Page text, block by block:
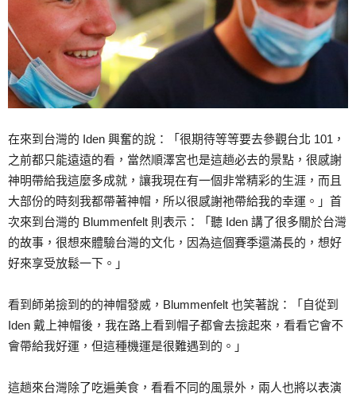
在來到台灣的 Iden 興奮的說：「很期待等等要去參觀台北 101，
之前都只能遠遠的看，當然順澤宮也是這趟必去的景點，很感謝
神明帶給我這麼多成就，讓我現在有一個非常精彩的生涯，而且
大部份的時刻我都帶著神帽，所以很感謝祂帶給我的幸運。」首
次來到台灣的 Blummenfelt 則表示：「聽 Iden 講了很多關於台灣
的故事，很想來體驗台灣的文化，因為這個賽季還滿長的，想好
好來享受放鬆一下。」
看到師弟撿到的的神帽發威，Blummenfelt 也笑著說：「自從到
Iden 戴上神帽後，我在路上看到帽子都會去撿起來，看看它會不
會帶給我好運，但這種機運是很難遇到的。」
這趟來台灣除了吃遍美食，看看不同的風景外，兩人也將以表演